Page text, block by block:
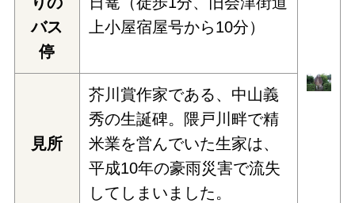
バス
停
上小屋宿屋号から10分）
見所
芥川賞作家である、中山義
秀の生誕碑。隈戸川畔で精
米業を営んでいた生家は、
平成10年の豪雨災害で流失
してしまいました。